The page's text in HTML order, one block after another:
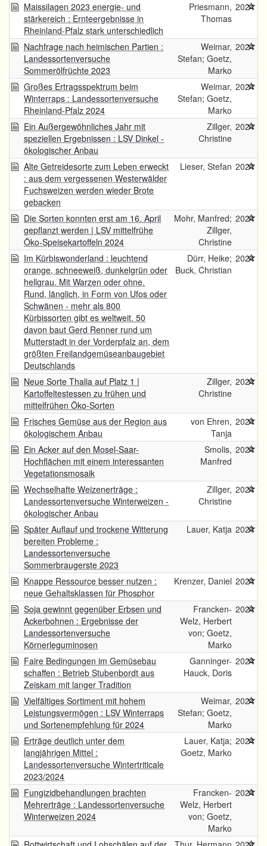
Maissilagen 2023 energie- und
stärkereich : Ernteergebnisse in
Rheinland-Pfalz stark unterschiedlich
Priesmann,
Thomas
2024
Nachfrage nach heimischen Partien :
Landessortenversuche
Sommerölfrüchte 2023
Weimar,
Stefan; Goetz,
Marko
2024
Großes Ertragsspektrum beim
Winterraps : Landessortenversuche
Rheinland-Pfalz 2024
Weimar,
Stefan; Goetz,
Marko
2024
Ein Außergewöhnliches Jahr mit
speziellen Ergebnissen : LSV Dinkel -
ökologischer Anbau
Zillger,
Christine
2024
Alte Getreidesorte zum Leben erweckt
: aus dem vergessenen Westerwälder
Fuchsweizen werden wieder Brote
gebacken
Lieser, Stefan 2024
Die Sorten konnten erst am 16. April
gepflanzt werden | LSV mittelfrühe
Öko-Speisekartoffeln 2024
Mohr, Manfred;
Zillger,
Christine
2024
Im Kürbiswonderland : leuchtend
orange, schneeweiß, dunkelgrün oder
hellgrau. Mit Warzen oder ohne.
Rund, länglich, in Form von Ufos oder
Schwänen - mehr als 800
Kürbissorten gibt es weltweit. 50
davon baut Gerd Renner rund um
Mutterstadt in der Vorderpfalz an, dem
größten Freilandgemüseanbaugebiet
Deutschlands
Dürr, Heike;
Buck, Christian
2024
Neue Sorte Thalia auf Platz 1 |
Kartoffeltestessen zu frühen und
mittelfrühen Öko-Sorten
Zillger,
Christine
2024
Frisches Gemüse aus der Region aus
ökologischem Anbau
von Ehren,
Tanja
2024
Ein Acker auf den Mosel-Saar-
Hochflächen mit einem interessanten
Vegetationsmosaik
Smolis,
Manfred
2024
Wechselhafte Weizenerträge :
Landessortenversuche Winterweizen -
ökologischer Anbau
Zillger,
Christine
2024
Später Auflauf und trockene Witterung
bereiten Probleme :
Landessortenversuche
Sommerbraugerste 2023
Lauer, Katja 2024
Knappe Ressource besser nutzen :
neue Gehaltsklassen für Phosphor
Krenzer, Daniel 2024
Soja gewinnt gegenüber Erbsen und
Ackerbohnen : Ergebnisse der
Landessortenversuche
Körnerleguminosen
Francken-
Welz, Herbert
von; Goetz,
Marko
2024
Faire Bedingungen im Gemüsebau
schaffen : Betrieb Stubenbordt aus
Zeiskam mit langer Tradition
Ganninger-
Hauck, Doris
2024
Vielfältiges Sortiment mit hohem
Leistungsvermögen : LSV Winterraps
und Sortenempfehlung für 2024
Weimar,
Stefan; Goetz,
Marko
2024
Erträge deutlich unter dem
langjährigen Mittel :
Landessortenversuche Wintertriticale
2023/2024
Lauer, Katja;
Goetz, Marko
2024
Fungizidbehandlungen brachten
Mehrerträge : Landessortenversuche
Winterweizen 2024
Francken-
Welz, Herbert
von; Goetz,
Marko
2024